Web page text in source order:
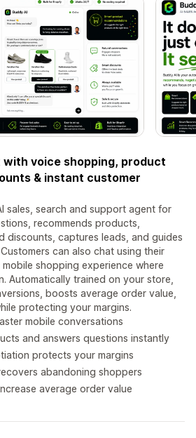
with voice shopping, product
& instant customer
sales, search and support agent for
recommends products,
discounts, captures leads, and guides
can also chat using their
shopping experience where
Automatically trained on your store,
boosts average order value,
protecting your margins.
mobile conversations
and answers questions instantly
protects your margins
abandoning shoppers
average order value